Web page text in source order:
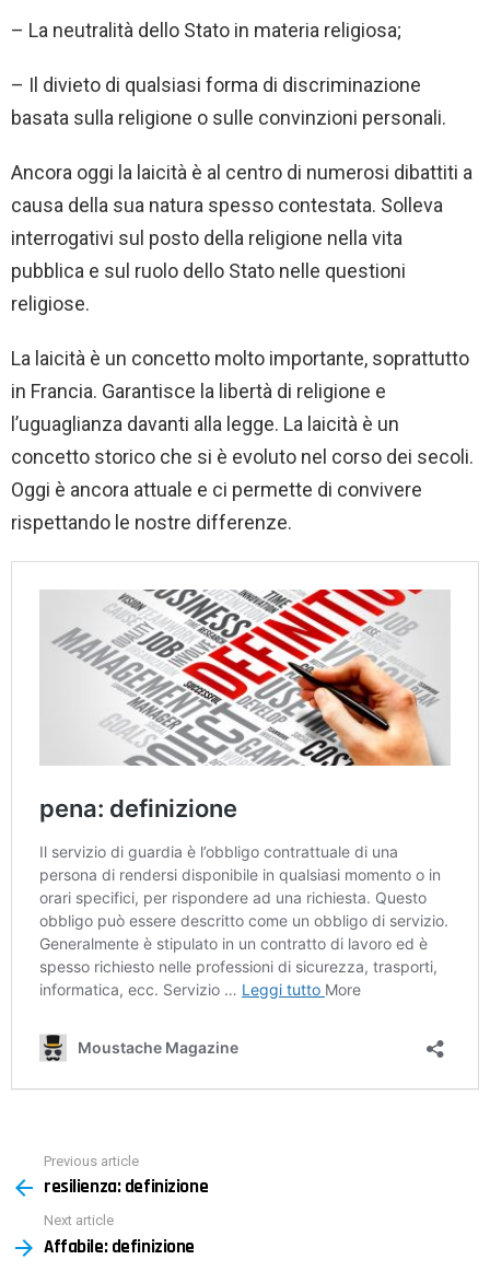
– La neutralità dello Stato in materia religiosa;
– Il divieto di qualsiasi forma di discriminazione
basata sulla religione o sulle convinzioni personali.
Ancora oggi la laicità è al centro di numerosi dibattiti a
causa della sua natura spesso contestata. Solleva
interrogativi sul posto della religione nella vita
pubblica e sul ruolo dello Stato nelle questioni
religiose.
La laicità è un concetto molto importante, soprattutto
in Francia. Garantisce la libertà di religione e
l’uguaglianza davanti alla legge. La laicità è un
concetto storico che si è evoluto nel corso dei secoli.
Oggi è ancora attuale e ci permette di convivere
rispettando le nostre differenze.
more
Previous article
resilienza: definizione
Next article
Affabile: definizione